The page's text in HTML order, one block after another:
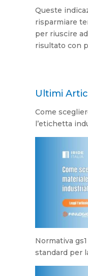
Queste
risparmiare
per riuscire
risultato con
Ultimi
Come
l’etichetta
Normativa
standard per